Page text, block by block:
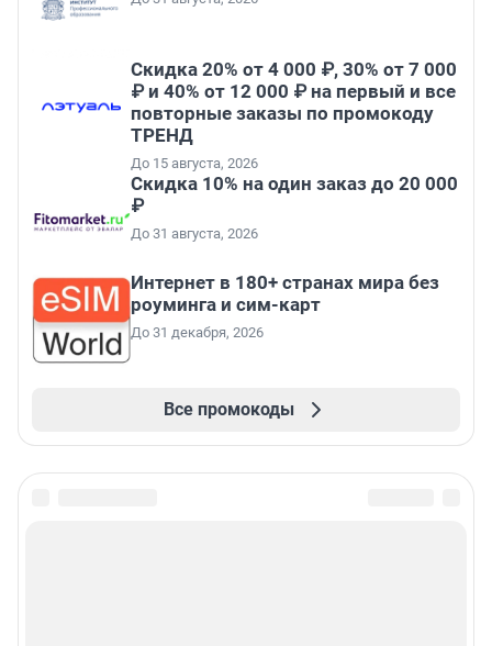
Скидка 20% от 4 000 ₽, 30% от 7 000
₽ и 40% от 12 000 ₽ на первый и все
повторные заказы по промокоду
ТРЕНД
До 15 августа, 2026
Скидка 10% на один заказ до 20 000
₽
До 31 августа, 2026
Интернет в 180+ странах мира без
роуминга и сим-карт
До 31 декабря, 2026
Все промокоды